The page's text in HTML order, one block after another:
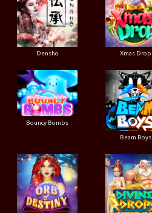
Densho Xmas Drop
Bouncy Bombs
Beam Boys